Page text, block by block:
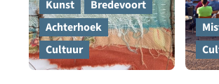
Kunst
Bredevoort
Achterhoek
Cultuur